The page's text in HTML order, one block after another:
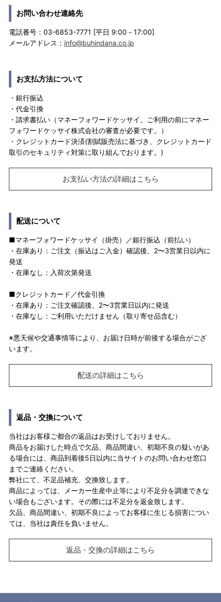
お問い合わせ連絡先
電話番号：03-6853-7771 [平日 9:00－17:00]
メールアドレス： info@buhindana.co.jp
お支払方法について
・銀行振込
・代金引換
・請求書払い（マネーフォワードケッサイ。ご利用の前にマネー
フォワードケッサイ株式会社の審査が必要です。）
・クレジットカード決済(割賦販売法に基づき、クレジットカード
取引のセキュリティ対策に取り組んでおります。)
お支払い方法の詳細はこちら
配送について
■マネーフォワードケッサイ（掛売）／銀行振込（前払い）
・在庫あり：ご注文（振込はご入金）確認後、2〜3営業日以内に
発送
・在庫なし：入荷次第発送
■クレジットカード／代金引換
・在庫あり：ご注文確認後、2〜3営業日以内に発送
・在庫なし：ご利用いただけません（取り寄せ品含む）
※悪天候や交通事情等により、お届け日時が前後する場合がござ
います。
配送の詳細はこちら
返品・交換について
当社はお客様ご都合の返品はお受けしておりません。
商品をお届けした時点で欠品、商品間違い、初期不良の疑いがあ
る場合には、商品到着後5日以内に当サイトのお問い合わせ窓口
までご連絡ください。
弊社にて、不足品補充、交換致します。
商品によっては、メーカー生産中止等により不足分を調達できな
い場合もございます。その際には不足分を返金致します。
欠品、商品間違い、初期不良によってお客様に生じる損害につい
ては、当社は責任を負いません。
返品・交換の詳細はこちら